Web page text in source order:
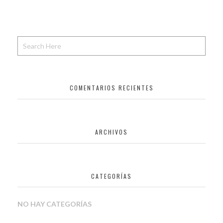
COMENTARIOS RECIENTES
ARCHIVOS
CATEGORÍAS
NO HAY CATEGORÍAS